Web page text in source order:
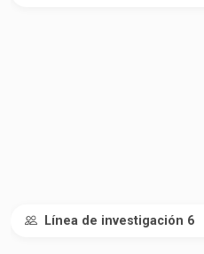
Línea de investigación 6